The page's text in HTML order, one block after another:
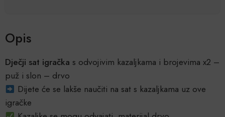
Opis
Dječji sat igračka s odvojivim kazaljkama i brojevima x2 –
puž i slon – drvo
Dijete će se lakše naučiti na sat s kazaljkama uz ove
igračke